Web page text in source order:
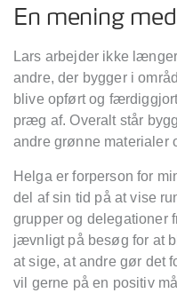
En mening
Lars arbejder ikke
andre, der bygger i
blive opført og
præg af. Overalt står
andre grønne materialer
Helga er forperson for
del af sin tid på at vise
grupper og delegationer
jævnligt på besøg for at
at sige, at andre gør det
vil gerne på en positiv